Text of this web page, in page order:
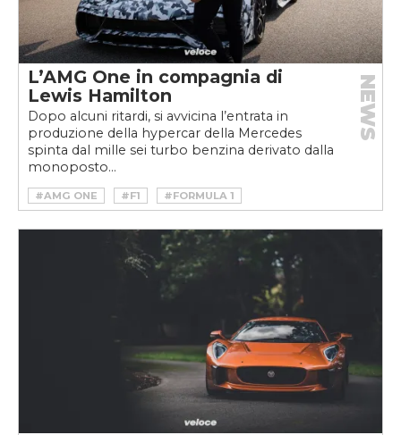
L’AMG One in compagnia di
Lewis Hamilton
Dopo alcuni ritardi, si avvicina l’entrata in
produzione della hypercar della Mercedes
spinta dal mille sei turbo benzina derivato dalla
monoposto...
NEWS
#AMG ONE #F1
#FORMULA 1
#HAMILTON
#HYBRID
#HYPERCAR
#LEWIS HAMILTON
#MERCEDES #ONE